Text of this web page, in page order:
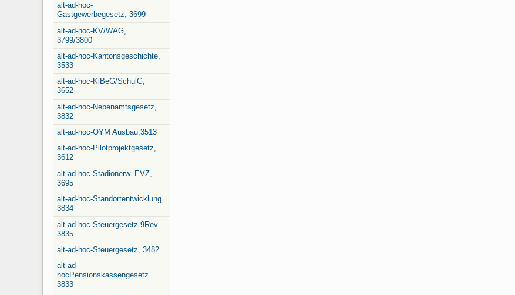
alt-ad-hoc-
Gastgewerbegesetz, 3699
alt-ad-hoc-KV/WAG,
3799/3800
alt-ad-hoc-Kantonsgeschichte,
3533
alt-ad-hoc-KiBeG/SchulG,
3652
alt-ad-hoc-Nebenamtsgesetz,
3832
alt-ad-hoc-OYM Ausbau,3513
alt-ad-hoc-Pilotprojektgesetz,
3612
alt-ad-hoc-Stadionerw. EVZ,
3695
alt-ad-hoc-Standortentwicklung
3834
alt-ad-hoc-Steuergesetz 9Rev.
3835
alt-ad-hoc-Steuergesetz, 3482
alt-ad-
hocPensionskassengesetz
3833